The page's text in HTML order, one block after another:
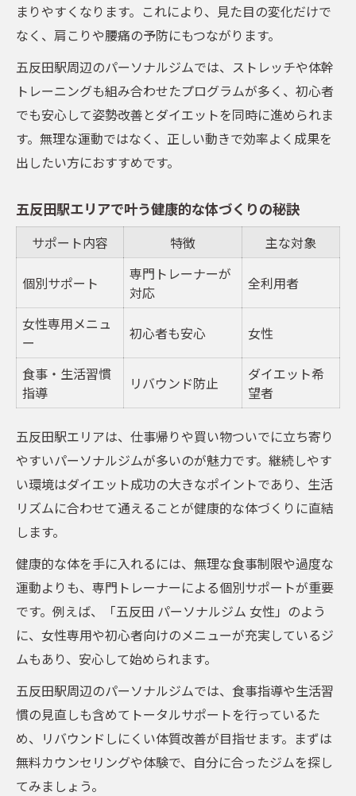
まりやすくなります。これにより、見た目の変化だけで
なく、肩こりや腰痛の予防にもつながります。
五反田駅周辺のパーソナルジムでは、ストレッチや体幹
トレーニングも組み合わせたプログラムが多く、初心者
でも安心して姿勢改善とダイエットを同時に進められま
す。無理な運動ではなく、正しい動きで効率よく成果を
出したい方におすすめです。
五反田駅エリアで叶う健康的な体づくりの秘訣
サポート内容 特徴 主な対象
個別サポート
専門トレーナーが
対応
全利用者
女性専用メニュ
ー
初心者も安心 女性
食事・生活習慣
指導
リバウンド防止
ダイエット希
望者
五反田駅エリアは、仕事帰りや買い物ついでに立ち寄り
やすいパーソナルジムが多いのが魅力です。継続しやす
い環境はダイエット成功の大きなポイントであり、生活
リズムに合わせて通えることが健康的な体づくりに直結
します。
健康的な体を手に入れるには、無理な食事制限や過度な
運動よりも、専門トレーナーによる個別サポートが重要
です。例えば、「五反田 パーソナルジム 女性」のよう
に、女性専用や初心者向けのメニューが充実しているジ
ムもあり、安心して始められます。
五反田駅周辺のパーソナルジムでは、食事指導や生活習
慣の見直しも含めてトータルサポートを行っているた
め、リバウンドしにくい体質改善が目指せます。まずは
無料カウンセリングや体験で、自分に合ったジムを探し
てみましょう。